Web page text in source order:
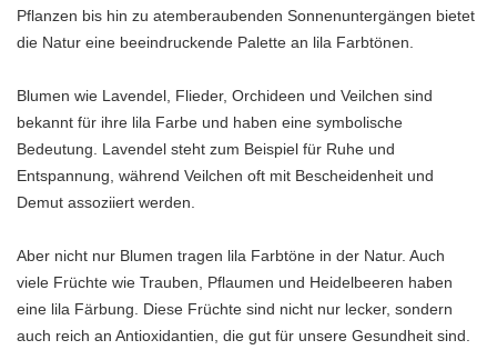
Pflanzen bis hin zu atemberaubenden Sonnenuntergängen bietet
die Natur eine beeindruckende Palette an lila Farbtönen.
Blumen wie Lavendel, Flieder, Orchideen und Veilchen sind
bekannt für ihre lila Farbe und haben eine symbolische
Bedeutung. Lavendel steht zum Beispiel für Ruhe und
Entspannung, während Veilchen oft mit Bescheidenheit und
Demut assoziiert werden.
Aber nicht nur Blumen tragen lila Farbtöne in der Natur. Auch
viele Früchte wie Trauben, Pflaumen und Heidelbeeren haben
eine lila Färbung. Diese Früchte sind nicht nur lecker, sondern
auch reich an Antioxidantien, die gut für unsere Gesundheit sind.